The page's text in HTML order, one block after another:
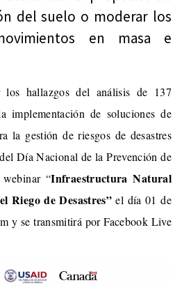
del suelo o moderar los
en masa e
hallazgos del análisis de 137
implementación de soluciones de
la gestión de riesgos de desastres
Día Nacional de la Prevención de
webinar “Infraestructura Natural
Riego de Desastres”el día 01 de
y se transmitirá por Facebook Live